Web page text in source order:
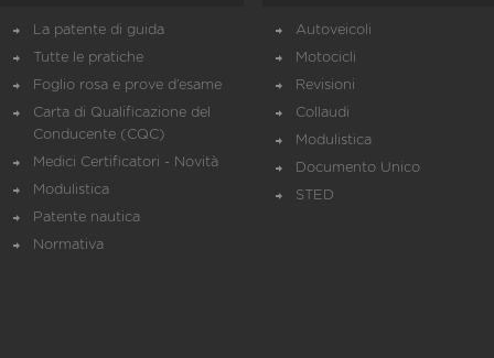
La patente di guida
Tutte le pratiche
Foglio rosa e prove d’esame
Carta di Qualificazione del
Conducente (CQC)
Medici Certificatori - Novità
Modulistica
Patente nautica
Normativa
Autoveicoli
Motocicli
Revisioni
Collaudi
Modulistica
Documento Unico
STED